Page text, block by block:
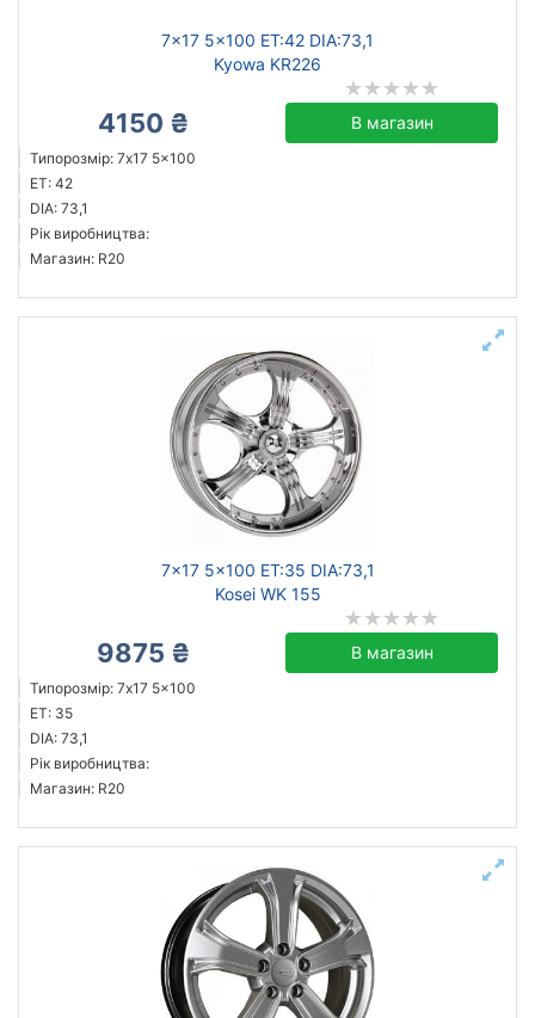
7x17 5x100 ET:42 DIA:73,1
Kyowa KR226
4150 ₴ В магазин
Типорозмір: 7x17 5x100
ET: 42
DIA: 73,1
Рік виробництва:
Магазин: R20
7x17 5x100 ET:35 DIA:73,1
Kosei WK 155
9875 ₴ В магазин
Типорозмір: 7x17 5x100
ET: 35
DIA: 73,1
Рік виробництва:
Магазин: R20